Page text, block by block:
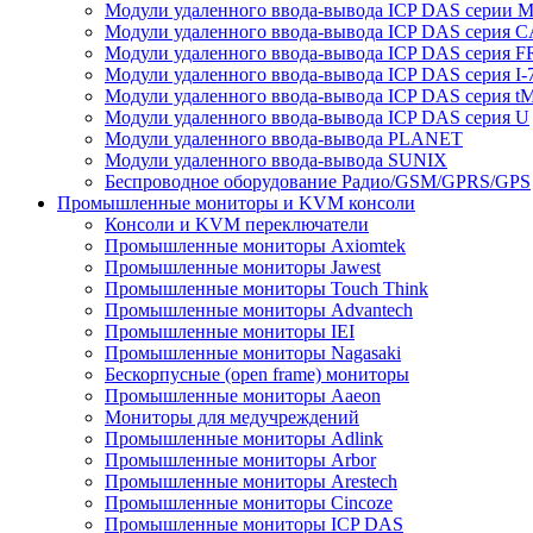
Модули удаленного ввода-вывода ICP DAS серии M
Модули удаленного ввода-вывода ICP DAS серия
Модули удаленного ввода-вывода ICP DAS серия
Модули удаленного ввода-вывода ICP DAS серия I-
Модули удаленного ввода-вывода ICP DAS серия
Модули удаленного ввода-вывода ICP DAS серия U
Модули удаленного ввода-вывода PLANET
Модули удаленного ввода-вывода SUNIX
Беспроводное оборудование Радио/GSM/GPRS/GPS
Промышленные мониторы и KVM консоли
Консоли и KVM переключатели
Промышленные мониторы Axiomtek
Промышленные мониторы Jawest
Промышленные мониторы Touch Think
Промышленные мониторы Advantech
Промышленные мониторы IEI
Промышленные мониторы Nagasaki
Бескорпусные (open frame) мониторы
Промышленные мониторы Aaeon
Мониторы для медучреждений
Промышленные мониторы Adlink
Промышленные мониторы Arbor
Промышленные мониторы Arestech
Промышленные мониторы Cincoze
Промышленные мониторы ICP DAS